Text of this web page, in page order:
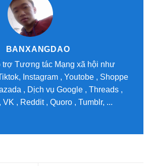
BANXANGDAO
trợ Tương tác Mạng xã hội như
Instagram , Youtobe , Shoppe
, Dịch vụ Google , Threads ,
VK , Reddit , Quoro , Tumblr, ...